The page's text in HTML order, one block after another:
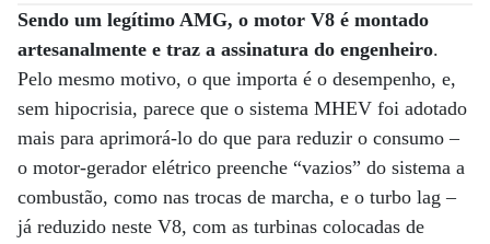
Sendo um legítimo AMG, o motor V8 é montado
artesanalmente e traz a assinatura do engenheiro.
Pelo mesmo motivo, o que importa é o desempenho, e,
sem hipocrisia, parece que o sistema MHEV foi adotado
mais para aprimorá-lo do que para reduzir o consumo –
o motor-gerador elétrico preenche “vazios” do sistema a
combustão, como nas trocas de marcha, e o turbo lag –
já reduzido neste V8, com as turbinas colocadas de